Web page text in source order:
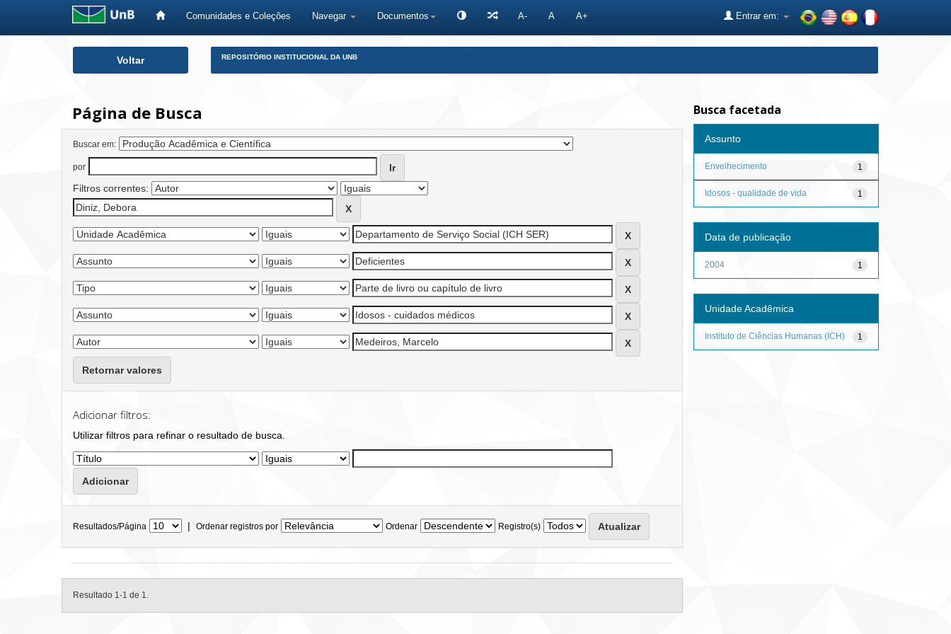
Comunidades e Coleções Navegar Documentos A- A A+ Entrar em:
Voltar REPOSITÓRIO INSTITUCIONAL DA UNB
Página de Busca
Buscar em:
por
Filtros correntes:
Retornar valores
Adicionar filtros:
Utilizar filtros para refinar o resultado de busca.
Resultados/Página | Ordenar registros por Ordenar Registro(s)
Resultado 1-1 de 1.
Busca facetada
Assunto
1
Envelhecimento
1
Idosos - qualidade de vida
Data de publicação
1
2004
Unidade Acadêmica
1
Instituto de Ciências Humanas (ICH)